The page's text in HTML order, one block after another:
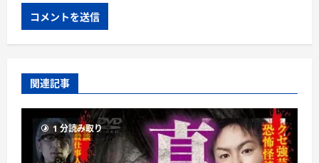
関連記事
1 分読み取り